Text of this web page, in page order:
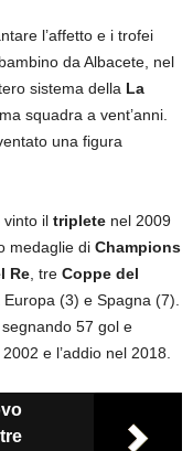
l’affetto e i trofei
da Albacete, nel
sistema della La
squadra a vent’anni.
una figura
vinto il triplete nel 2009
medaglie di Champions
Re , tre Coppe del
Europa (3) e Spagna (7).
57 gol e
e l’addio nel 2018.